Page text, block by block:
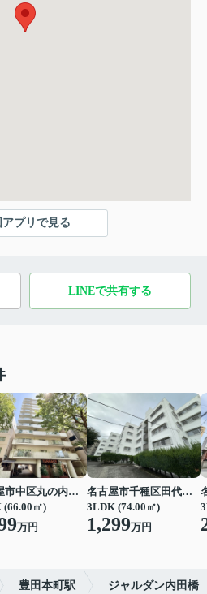
アプリで見る
LINEで共有する
名古屋市中区丸の内３丁目
(66.00㎡)
万円
名古屋市千種区田代町字四観音道西
3LDK (74.00㎡)
1,299万円
豊田本町駅 ジャルダン内田橋